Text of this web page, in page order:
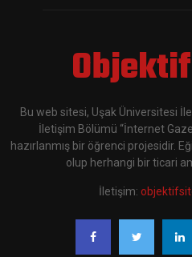
Bu web sitesi, Uşak Üniversitesi
İletişim Bölümü “İnternet
hazırlanmış bir öğrenci projesidir.
olup herhangi bir ticari
İletişim: